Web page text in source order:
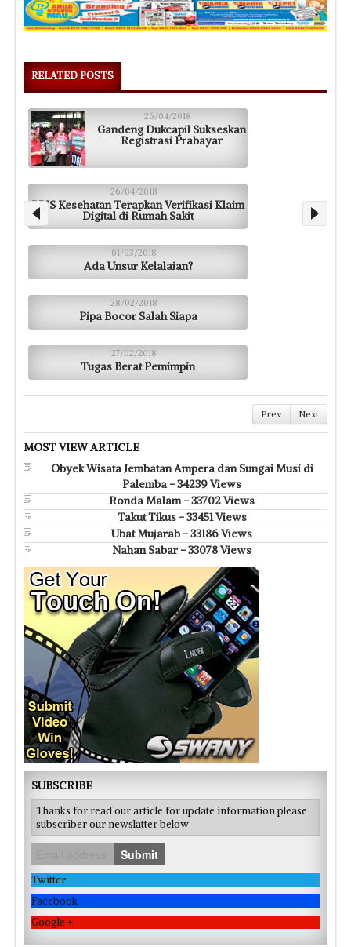
RELATED POSTS
26/04/2018
Gandeng Dukcapil Sukseskan
Registrasi Prabayar
26/04/2018
BPJS Kesehatan Terapkan Verifikasi Klaim
Digital di Rumah Sakit
01/03/2018
Ada Unsur Kelalaian?
28/02/2018
Pipa Bocor Salah Siapa
27/02/2018
Tugas Berat Pemimpin
Prev Next
MOST VIEW ARTICLE
Obyek Wisata Jembatan Ampera dan Sungai Musi di
Palemba - 34239 Views
Ronda Malam - 33702 Views
Takut Tikus - 33451 Views
Ubat Mujarab - 33186 Views
Nahan Sabar - 33078 Views
SUBSCRIBE
Thanks for read our article for update information please
subscriber our newslatter below
Submit
Twitter
Facebook
Google +